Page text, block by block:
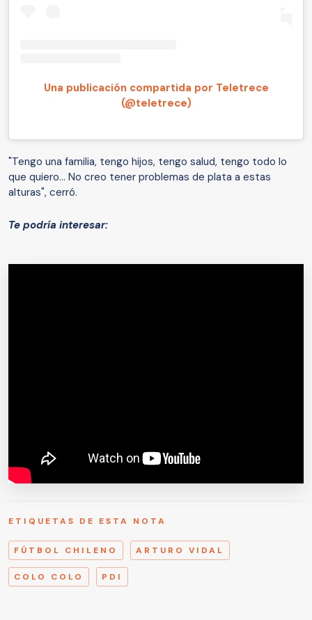
Una publicación compartida por Teletrece
(@teletrece)
"Tengo una familia, tengo hijos, tengo salud, tengo todo lo
que quiero... No creo tener problemas de plata a estas
alturas", cerró.
Te podría interesar:
ETIQUETAS DE ESTA NOTA
FÚTBOL CHILENO ARTURO VIDAL
COLO COLO PDI